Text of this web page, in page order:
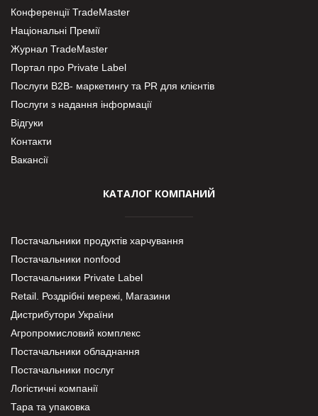
Конференції TradeMaster
Національні Премії
Журнал TradeMaster
Портал про Private Label
Послуги В2В- маркетингу та PR для клієнтів
Послуги з надання інформації
Відгуки
Контакти
Вакансії
КАТАЛОГ КОМПАНИЙ
Постачальники продуктів харчування
Постачальники nonfood
Постачальники Private Label
Retail. Роздрібні мережі, Магазини
Дистрибутори України
Агропромисловий комплекс
Постачальники обладнання
Постачальники послуг
Логістичні компанії
Тара та упаковка